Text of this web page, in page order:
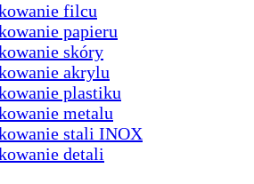
filcu
papieru
skóry
akrylu
plastiku
metalu
stali INOX
detali